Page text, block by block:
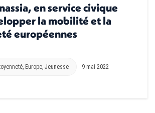
en service civique
la mobilité et la
européennes
, Europe, Jeunesse 9 mai 2022